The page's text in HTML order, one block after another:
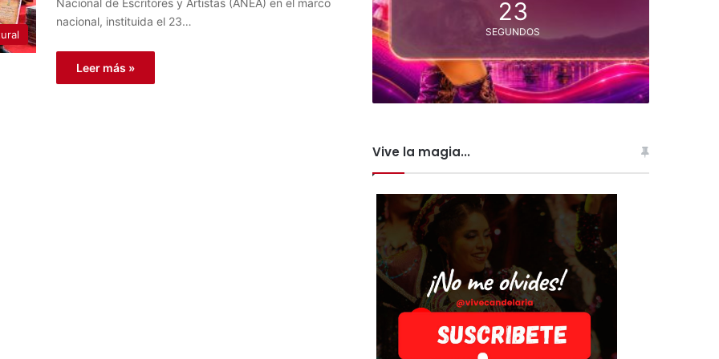
Nacional de Escritores y Artistas (ANEA) en el marco
nacional, instituida el 23…
Leer más »
23
SEGUNDOS
Vive la magia...